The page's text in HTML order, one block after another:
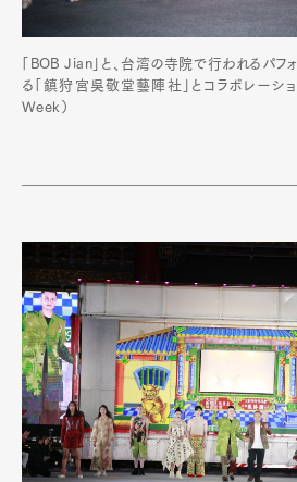
「BOB Jian」と、台湾の寺院で行われるパフ
る「鎮狩宮吳敬堂藝陣社」とコラボレーシ
Week）